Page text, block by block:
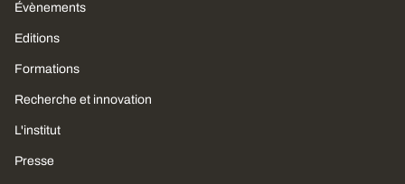
Évènements
Editions
Formations
Recherche et innovation
L'institut
Presse